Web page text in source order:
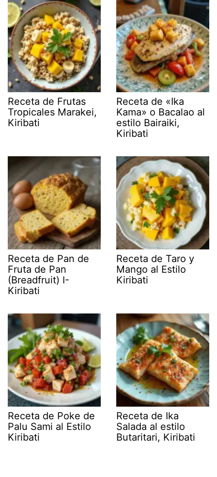
Receta de Frutas
Tropicales Marakei,
Kiribati
Receta de «Ika
Kama» o Bacalao al
estilo Bairaiki,
Kiribati
Receta de Pan de
Fruta de Pan
(Breadfruit) I-
Kiribati
Receta de Taro y
Mango al Estilo
Kiribati
Receta de Poke de
Palu Sami al Estilo
Kiribati
Receta de Ika
Salada al estilo
Butaritari, Kiribati